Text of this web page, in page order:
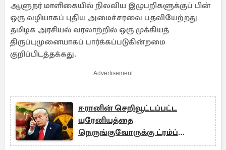
ஆளுநர் மாளிகையில் நிலவிய இழுபறிகளுக்குப் பின்
ஒரு வழியாகப் புதிய அமைச்சரவை பதவியேற்றது
தமிழக அரசியல் வரலாற்றில் ஒரு முக்கியத்
திருப்புமுனையாகப் பார்க்கப்படுகின்றமை
குறிப்பிடத்தக்கது.
Advertisement
ஈரானின் செறிவூட்டப்பட்ட
யுரேனியத்தை
நெருங்குவோருக்கு ட்ரம்ப்
எச்சரிக்கை!